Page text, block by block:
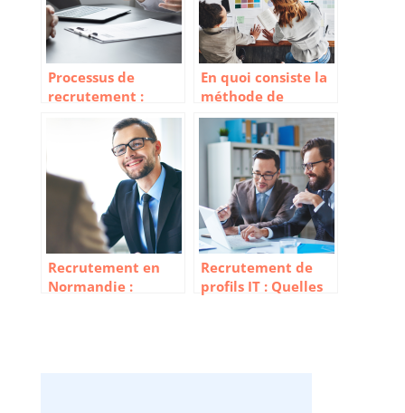
Processus de
recrutement :
Quelles sont les
différentes
En quoi consiste la
méthode de
recrutement par
simulation ?
Recrutement en
Normandie :
Recrutement de
profils IT : Quelles